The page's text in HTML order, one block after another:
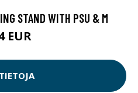
STAND WITH PSU & M
EUR